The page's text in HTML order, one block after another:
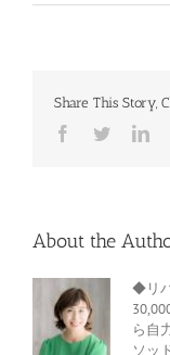
Share This Story,
Facebook
Twitter
About the
◆リ
ら自
ソッ